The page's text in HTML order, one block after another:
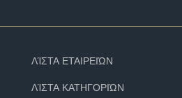
ΛΊΣΤΑ ΕΤΑΙΡΕΙΏΝ
ΛΊΣΤΑ ΚΑΤΗΓΟΡΙΏΝ